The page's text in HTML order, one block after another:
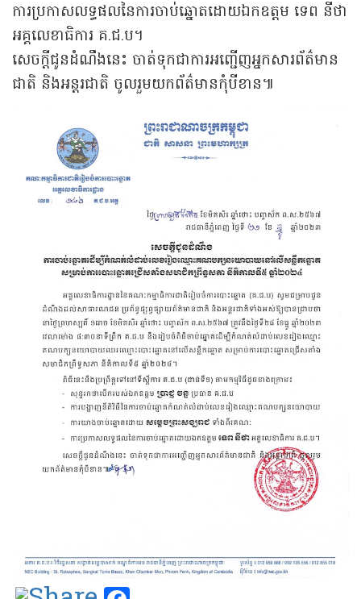
ការប្រកាសលទ្ធផលនៃការចាប់ឆ្នោតដោយឯកឧត្ដម ទេព នីថា
អគ្គលេខាធិការ គ.ជ.ប។
សេចក្ដីជូនដំណឹងនេះ ចាត់ទុកជាការអញ្ជើញអ្នកសារព័ត៌មាន
ជាតិ និងអន្តរជាតិ ចូលរួមយកព័ត៌មានកុំបីខាន៕